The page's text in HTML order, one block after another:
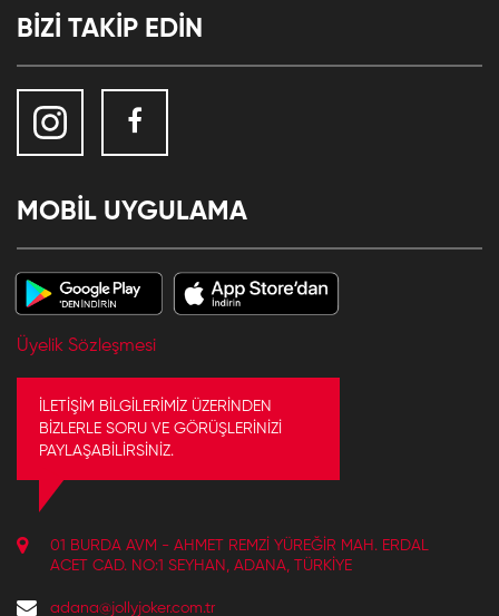
BİZİ TAKİP EDİN
MOBİL UYGULAMA
Üyelik Sözleşmesi
İLETİŞİM BİLGİLERİMİZ ÜZERİNDEN
BİZLERLE SORU VE GÖRÜŞLERİNİZİ
PAYLAŞABİLİRSİNİZ.
01 BURDA AVM - AHMET REMZI YÜREĞIR MAH. ERDAL
ACET CAD. NO:1 SEYHAN, ADANA, TÜRKIYE
adana@jollyjoker.com.tr